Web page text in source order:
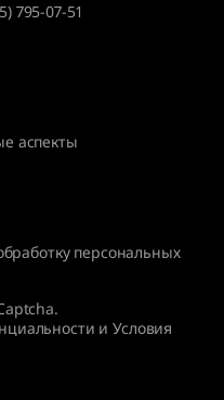
795-07-51
аспекты
персональных
иУсловия